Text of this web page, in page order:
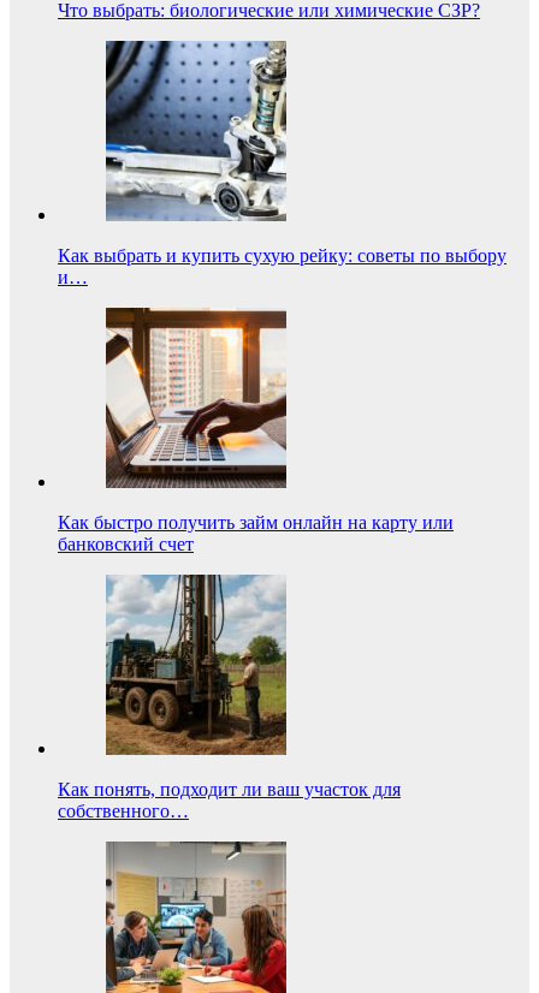
Что выбрать: биологические или химические СЗР?
Как выбрать и купить сухую рейку: советы по выбору
и…
Как быстро получить займ онлайн на карту или
банковский счет
Как понять, подходит ли ваш участок для
собственного…